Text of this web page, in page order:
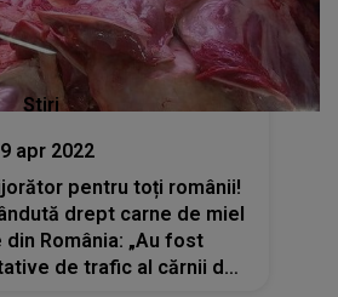
Stiri
apr 2022
pentru toți românii!
drept carne de miel
România: „Au fost
de trafic al cărnii de